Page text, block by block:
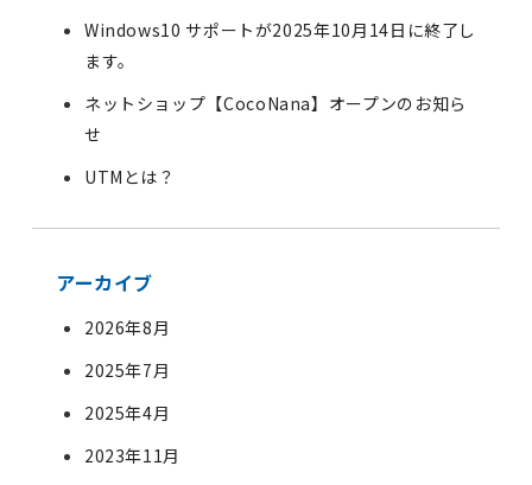
Windows10 サポートが2025年10月14日に終了し
ます。
ネットショップ【CocoNana】オープンのお知ら
せ
UTMとは？
アーカイブ
2026年8月
2025年7月
2025年4月
2023年11月